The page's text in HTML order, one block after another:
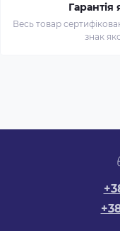
Гарантія
Весь товар
знак